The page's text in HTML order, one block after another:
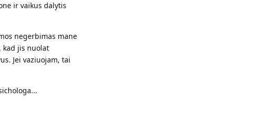
ir vaikus dalytis
negerbimas mane
kad jis nuolat
Jei vaziuojam, tai